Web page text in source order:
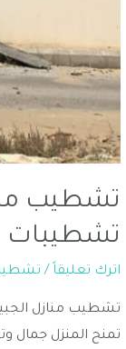
تشطيب
تشطيبات
اترك تعليقاً /
تشطيب منازل
تمنح المنزل جمال